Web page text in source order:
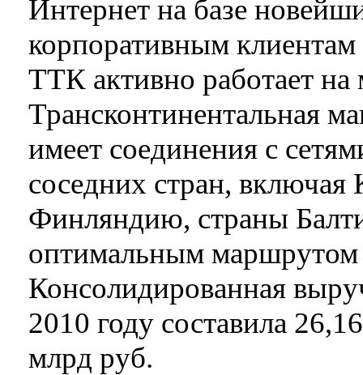
Интернет на базе
корпоративным
ТТК активно работает
Трансконтинентальная
имеет соединения с
соседних стран,
Финляндию, страны
оптимальным
Консолидированная
2010 году составила
млрд руб.